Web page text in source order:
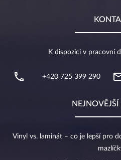
K dispozici v pracovní
+420 725 399 290
Vinyl vs. laminát – co je lepší pro